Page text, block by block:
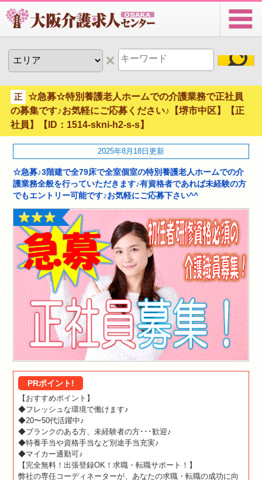
正
☆急募☆特別養護老人ホームでの介護業務で正社員
の募集です♪お気軽にご応募ください♪【堺市中区】【正
社員】【ID：1514-skni-h2-s-s】
2025年8月18日更新
☆急募♪3階建で全79床で全室個室の特別養護老人ホームでの介
護業務全般を行っていただきます♪有資格者であれば未経験の方
でもエントリー可能です♪お気軽にご応募下さい^^
PRポイント!
【おすすめポイント】
◆フレッシュな環境で働けます♪
◆20〜50代活躍中♪
◆ブランクのある方、未経験者の方･･･歓迎♪
◆特養手当や資格手当など別途手当充実♪
◆マイカー通勤可♪
【完全無料！出張登録OK！求職・転職サポート！】
弊社の専任コーディネーターが、あなたの求職・転職の成功に向